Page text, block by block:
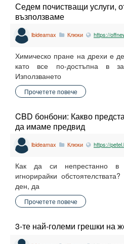
Седем почистващи услуги,
възползваме
lbideamax Клюки https://
Химическо пране на дрехи е
като все по-достъпна в
Използването
Прочетете повече
CBD бонбони: Какво
да имаме предвид
lbideamax Клюки https://
Как да си непрестанно в
игнорирайки
ден, да
Прочетете повече
3-те най-големи грешки на